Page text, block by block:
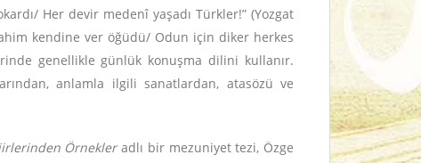
Her devir medenî yaşadı Türkler!” (Yozgat
kendine ver öğüdü/ Odun için diker herkes
genellikle günlük konuşma dilini kullanır.
anlamla ilgili sanatlardan, atasözü ve
Örnekleradlı bir mezuniyet tezi, Özge